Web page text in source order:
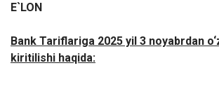
E`LON
Bank Tariflariga 2025 yil 3 noyabrdan
kiritilishi haqida: